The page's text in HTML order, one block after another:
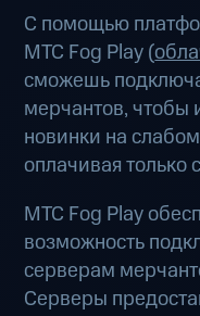
С помощью
МТС Fog Play (
сможешь
мерчантов, чтобы
новинки на
оплачивая только
МТС Fog Play
возможность
серверам
Серверы